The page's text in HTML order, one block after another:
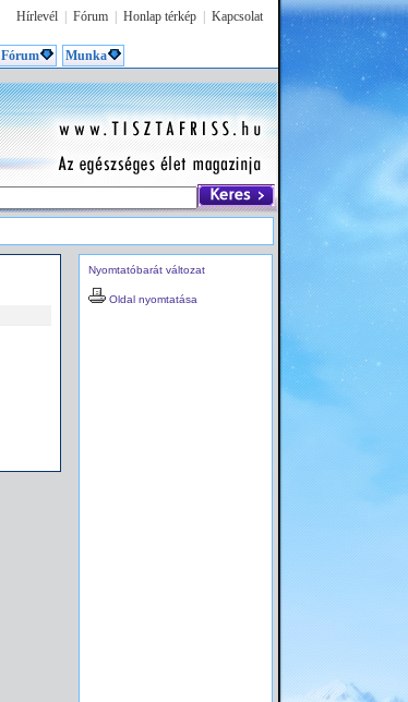
Hírlevél Fórum Honlap térkép Kapcsolat
Fórum Munka
Nyomtatóbarát változat
Oldal nyomtatása